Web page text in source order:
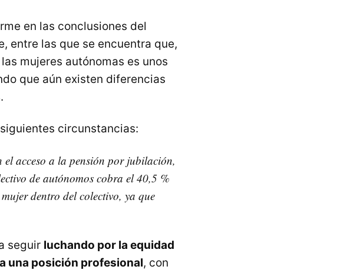
en las conclusiones del
entre las que se encuentra que,
mujeres autónomas es unos
que aún existen diferencias
circunstancias:
acceso a la pensión por jubilación,
de autónomos cobra el 40,5 %
dentro del colectivo, ya que
seguir luchando por la equidad
una posición profesional, con